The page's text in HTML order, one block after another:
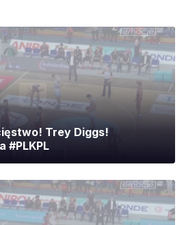
Trey Diggs!
#PLKPL